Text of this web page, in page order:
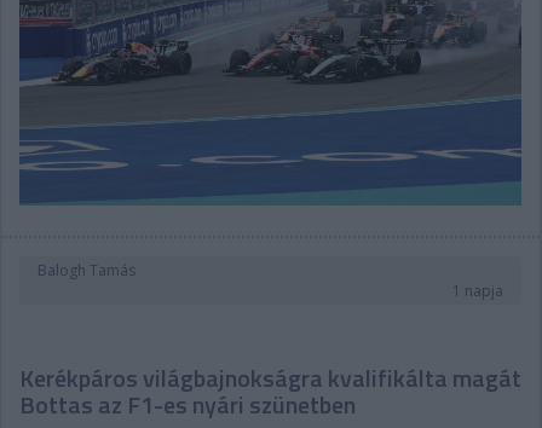
Balogh Tamás
1 napja
Kerékpáros világbajnokságra kvalifikálta magát
Bottas az F1-es nyári szünetben